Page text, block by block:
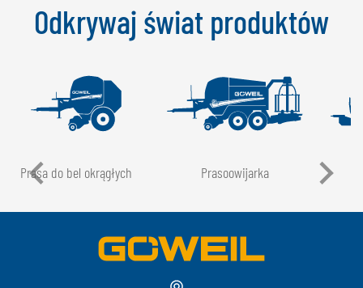
Odkrywaj świat produktów
Prasa do bel okrągłych Prasoowijarka